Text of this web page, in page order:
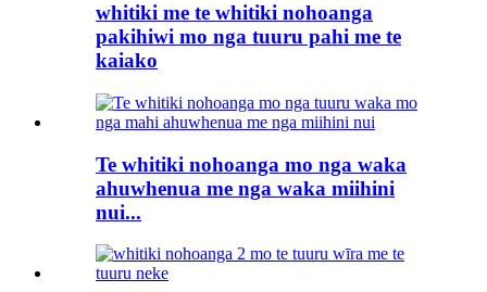
whitiki me te whitiki nohoanga
pakihiwi mo nga tuuru pahi me te
kaiako
Te whitiki nohoanga mo nga waka
ahuwhenua me nga waka miihini
nui...